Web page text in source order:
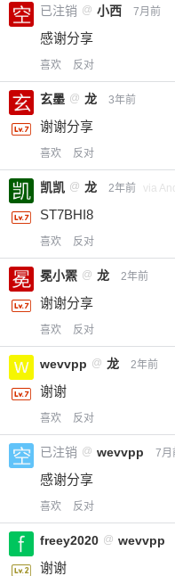
已注销 @ 小西 7月前
感谢分享
喜欢 反对
玄墨 @ 龙 3年前
谢谢分享
喜欢 反对
凯凯 @ 龙 2年前 via
ST7BHI8
喜欢 反对
冕小罴 @ 龙 2年前
谢谢分享
喜欢 反对
wevvpp @ 龙 2年前
谢谢
喜欢 反对
已注销 @ wevvpp 7月
感谢分享
喜欢 反对
freey2020 @ wevvpp
谢谢